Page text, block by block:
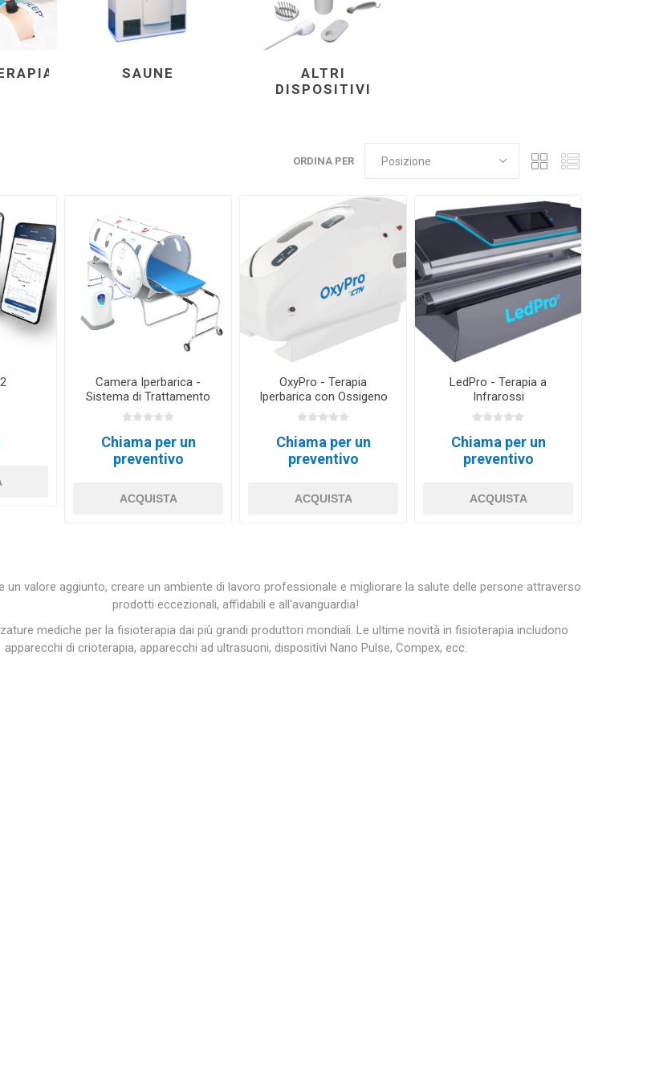
SAUNE ALTRI DISPOSITIVI
un valore aggiunto, creare un ambiente di lavoro professionale e migliorare la salute delle persone attraverso
prodotti eccezionali, affidabili e all'avanguardia!
mediche per la fisioterapia dai più grandi produttori mondiali. Le ultime novità in fisioterapia includono
apparecchi di crioterapia, apparecchi ad ultrasuoni, dispositivi Nano Pulse, Compex, ecc.
SAUNE
ALTRI
DISPOSITIVI
ORDINA PER
Camera Iperbarica -
Sistema di Trattamento
Biobarica
Chiama per un
preventivo
ACQUISTA
OxyPro - Terapia
Iperbarica con Ossigeno
Chiama per un
preventivo
ACQUISTA
LedPro - Terapia a
Infrarossi
Chiama per un
preventivo
ACQUISTA